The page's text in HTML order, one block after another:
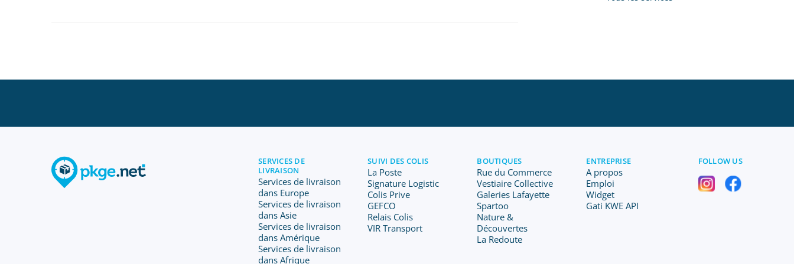
SERVICES DE
LIVRAISON
Services de livraison
dans Europe
Services de livraison
dans Asie
Services de livraison
dans Amérique
Services de livraison
dans Afrique
SUIVI DES COLIS
La Poste
Signature Logistic
Colis Prive
GEFCO
Relais Colis
VIR Transport
BOUTIQUES
Rue du Commerce
Vestiaire Collective
Galeries Lafayette
Spartoo
Nature &
Découvertes
La Redoute
ENTREPRISE
A propos
Emploi
Widget
Gati KWE API
FOLLOW US